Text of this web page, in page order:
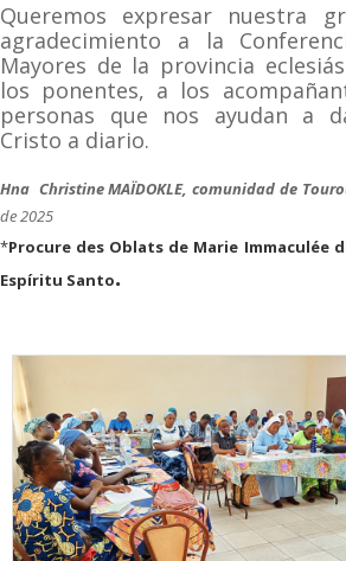
Queremos expresar nuestra
agradecimiento a la
Mayores de la provincia
los ponentes, a los
personas que nos ayudan a
Cristo a diario.
Hna Christine MAÏDOKLE, comunidad de
de 2025
*Procure des Oblats de Marie Immaculée
Espíritu Santo.